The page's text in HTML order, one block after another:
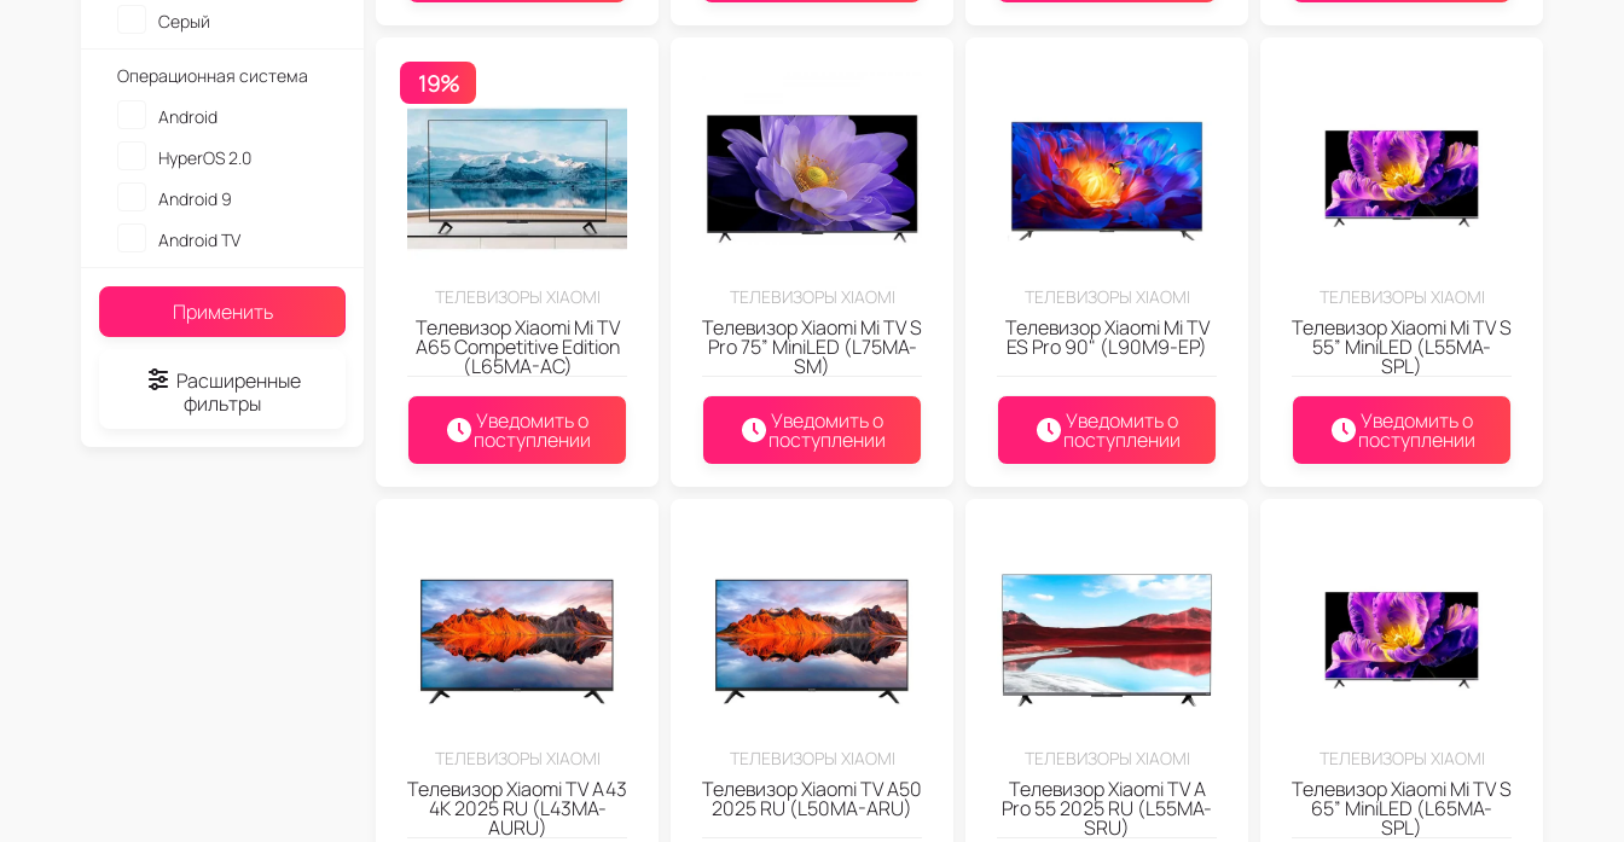
19%
ТЕЛЕВИЗОРЫ XIAOMI
Телевизор Xiaomi Mi TV
A65 Competitive Edition
(L65MA-AC)
Уведомить о
поступлении
ТЕЛЕВИЗОРЫ XIAOMI
Телевизор Xiaomi Mi TV S
Pro 75” MiniLED (L75MA-
SM)
Уведомить о
поступлении
ТЕЛЕВИЗОРЫ XIAOMI
Телевизор Xiaomi Mi TV
ES Pro 90" (L90M9-EP)
Уведомить о
поступлении
ТЕЛЕВИЗОРЫ XIAOMI
Телевизор Xiaomi Mi TV S
55” MiniLED (L55MA-
SPL)
Уведомить о
поступлении
ТЕЛЕВИЗОРЫ XIAOMI
Телевизор Xiaomi TV A43
4K 2025 RU (L43MA-
AURU)
ТЕЛЕВИЗОРЫ XIAOMI
Телевизор Xiaomi TV A50
2025 RU (L50MA-ARU)
ТЕЛЕВИЗОРЫ XIAOMI
Телевизор Xiaomi TV A
Pro 55 2025 RU (L55MA-
SRU)
ТЕЛЕВИЗОРЫ XIAOMI
Телевизор Xiaomi Mi TV S
65” MiniLED (L65MA-
SPL)
Серый
Операционная система
Android
HyperOS 2.0
Android 9
Android TV
Применить
Расширенные
фильтры